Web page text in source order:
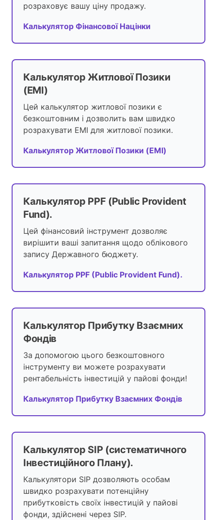
розраховує вашу ціну продажу.
Калькулятор Фінансової Націнки
Калькулятор Житлової Позики
(EMI)
Цей калькулятор житлової позики є
безкоштовним і дозволить вам швидко
розрахувати EMI для житлової позики.
Калькулятор Житлової Позики (EMI)
Калькулятор PPF (Public Provident
Fund).
Цей фінансовий інструмент дозволяє
вирішити ваші запитання щодо облікового
запису Державного бюджету.
Калькулятор PPF (Public Provident Fund).
Калькулятор Прибутку Взаємних
Фондів
За допомогою цього безкоштовного
інструменту ви можете розрахувати
рентабельність інвестицій у пайові фонди!
Калькулятор Прибутку Взаємних Фондів
Калькулятор SIP (систематичного
Інвестиційного Плану).
Калькулятори SIP дозволяють особам
швидко розрахувати потенційну
прибутковість своїх інвестицій у пайові
фонди, здійснені через SIP.